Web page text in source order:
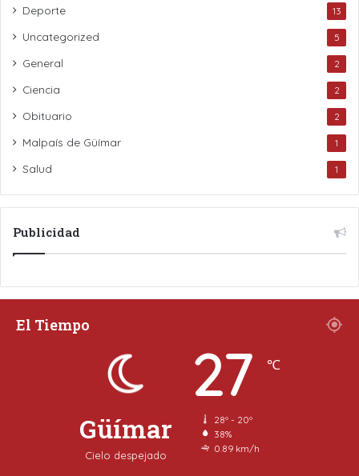
Deporte 13
Uncategorized 5
General 2
Ciencia 2
Obituario 2
Malpaís de Güímar 1
Salud 1
Publicidad
El Tiempo
Güímar
Cielo despejado
27 ℃
28º - 20º
38%
0.89 km/h